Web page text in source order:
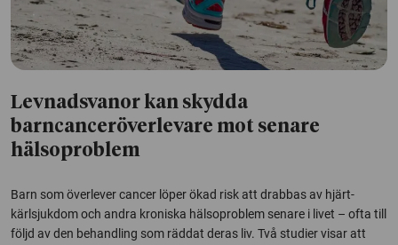
Levnadsvanor kan skydda
barncanceröverlevare mot senare
hälsoproblem
Barn som överlever cancer löper ökad risk att drabbas av hjärt-
kärlsjukdom och andra kroniska hälsoproblem senare i livet – ofta till
följd av den behandling som räddat deras liv. Två studier visar att